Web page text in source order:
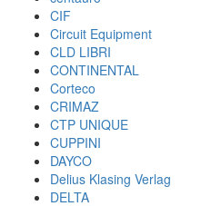
CIF
Circuit Equipment
CLD LIBRI
CONTINENTAL
Corteco
CRIMAZ
CTP UNIQUE
CUPPINI
DAYCO
Delius Klasing Verlag
DELTA